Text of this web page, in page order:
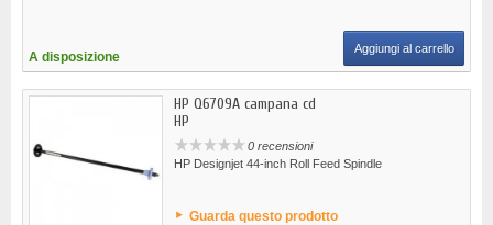
A disposizione
Aggiungi al carrello
HP Q6709A campana cd
HP
0 recensioni
HP Designjet 44-inch Roll Feed Spindle
Guarda questo prodotto